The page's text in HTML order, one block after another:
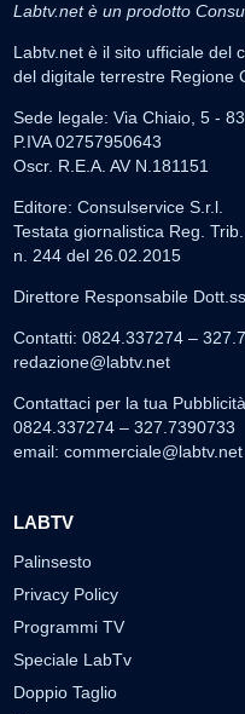
Labtv.net è un prodotto
Labtv.net è il sito ufficiale del
del digitale terrestre Regione
Sede legale: Via Chiaio, 5 -
P.IVA 02757950643
Oscr. R.E.A. AV N.181151
Editore: Consulservice S.r.l.
Testata giornalistica Reg.
n. 244 del 26.02.2015
Direttore Responsabile
Contatti: 0824.337274 –
redazione@labtv.net
Contattaci per la tua
0824.337274 – 327.7390733
email: commerciale@labtv.net
LABTV
Palinsesto
Privacy Policy
Programmi TV
Speciale LabTv
Doppio Taglio